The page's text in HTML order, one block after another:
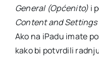
General (Općenito) i
Content and
Ako na iPadu imate
kako bi potvrdili